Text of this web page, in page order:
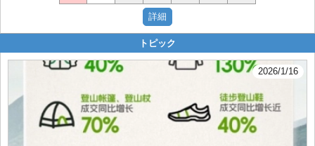
トピック
2026/1/16